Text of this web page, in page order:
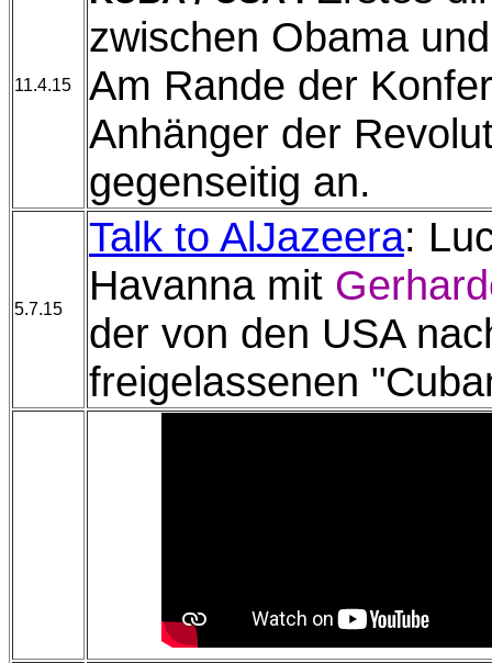
11.4.15
zwischen Obama
Am Rande der
Anhänger der
gegenseitig an.
5.7.15
Talk to AlJazeera:
Havanna mit
der von den USA
freigelassenen